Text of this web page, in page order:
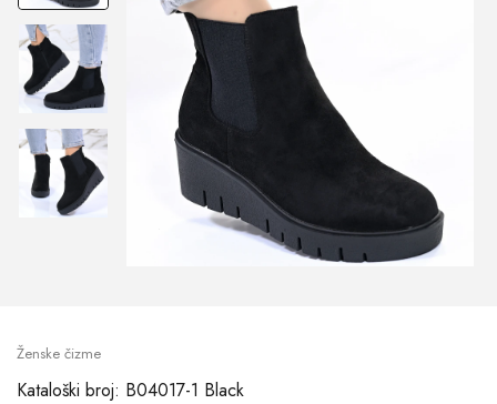
Ženske čizme
Kataloški broj: B04017-1 Black